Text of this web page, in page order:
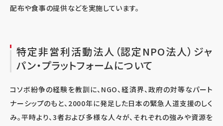
配布や食事の提供などを実施しています。
特定非営利活動法人（認定NPO法人）ジャ
パン・プラットフォームについて
コソボ紛争の経験を教訓に、 NGO、経済界、政府の対等なパート
ナーシップのもと、 2000年に発足した日本の緊急人道支援のしく
み。平時より、3者および多様な人々が、それぞれの強みや資源を